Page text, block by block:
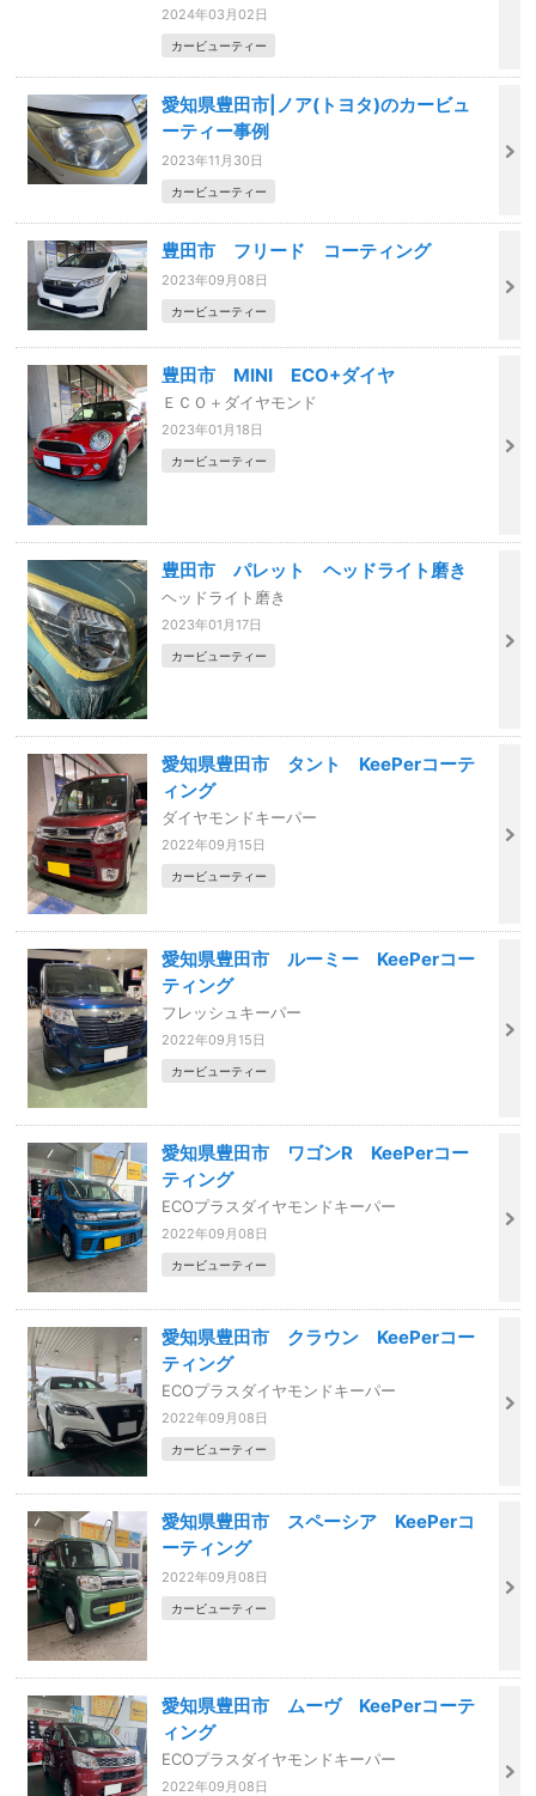
2024年03月02日
カービューティー
愛知県豊田市|ノア(トヨタ)のカービュ
ーティー事例
2023年11月30日
カービューティー
豊田市 フリード コーティング
2023年09月08日
カービューティー
豊田市 MINI ECO+ダイヤ
ＥＣＯ＋ダイヤモンド
2023年01月18日
カービューティー
豊田市 パレット ヘッドライト磨き
ヘッドライト磨き
2023年01月17日
カービューティー
愛知県豊田市 タント KeePerコーテ
ィング
ダイヤモンドキーパー
2022年09月15日
カービューティー
愛知県豊田市 ルーミー KeePerコー
ティング
フレッシュキーパー
2022年09月15日
カービューティー
愛知県豊田市 ワゴンR KeePerコー
ティング
ECOプラスダイヤモンドキーパー
2022年09月08日
カービューティー
愛知県豊田市 クラウン KeePerコー
ティング
ECOプラスダイヤモンドキーパー
2022年09月08日
カービューティー
愛知県豊田市 スペーシア KeePerコ
ーティング
2022年09月08日
カービューティー
愛知県豊田市 ムーヴ KeePerコーテ
ィング
ECOプラスダイヤモンドキーパー
2022年09月08日